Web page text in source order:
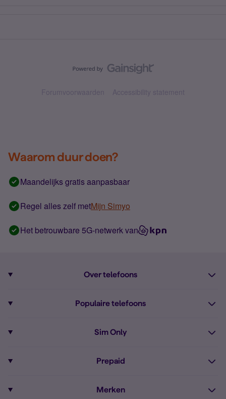
Forumvoorwaarden Accessibility statement
Waarom duur doen?
Maandelijks gratis aanpasbaar
Regel alles zelf metMijn Simyo
Het betrouwbare 5G-netwerk van
Over telefoons
Alle telefoons
Populaire telefoons
iPhone 16
Sim Only
Onbeperkt bellen
Prepaid
Merken